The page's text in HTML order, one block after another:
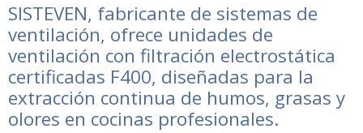
SISTEVEN, fabricante de sistemas de
ventilación, ofrece unidades de
ventilación con filtración electrostática
certificadas F400, diseñadas para la
extracción continua de humos, grasas y
olores en cocinas profesionales.